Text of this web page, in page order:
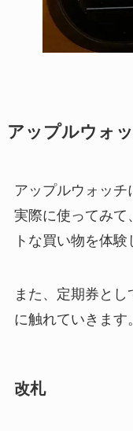
アップルウォ
アップルウォッチ
実際に使ってみて
トな買い物を体験
また、定期券と
に触れていきます。
改札